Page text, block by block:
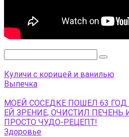
Куличи с корицей и ванилью
Выпечка
МОЕЙ СОСЕДКЕ ПОШЕЛ 63
ЕЙ ЗРЕНИЕ, ОЧИСТИЛ
ПРОСТО ЧУДО-РЕЦЕПТ!
Здоровье